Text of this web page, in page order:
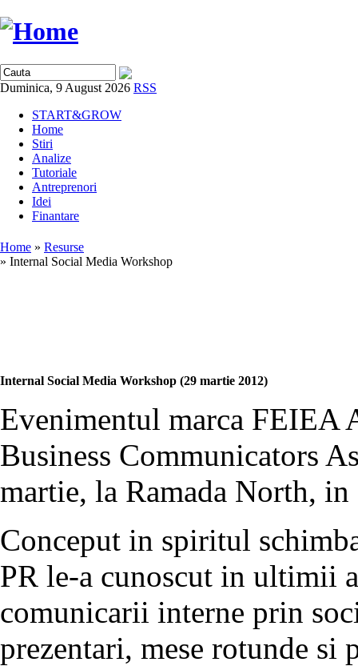
Duminica, 9 August 2026 RSS
START&GROW
Home
Stiri
Analize
Tutoriale
Antreprenori
Idei
Finantare
Home » Resurse
» Internal Social Media Workshop
Internal Social Media Workshop (29 martie 2012)
Evenimentul marca FEIEA
Business Communicators
martie, la Ramada North,
Conceput in spiritul
PR le-a cunoscut in ultimii
comunicarii interne prin
prezentari, mese rotunde si